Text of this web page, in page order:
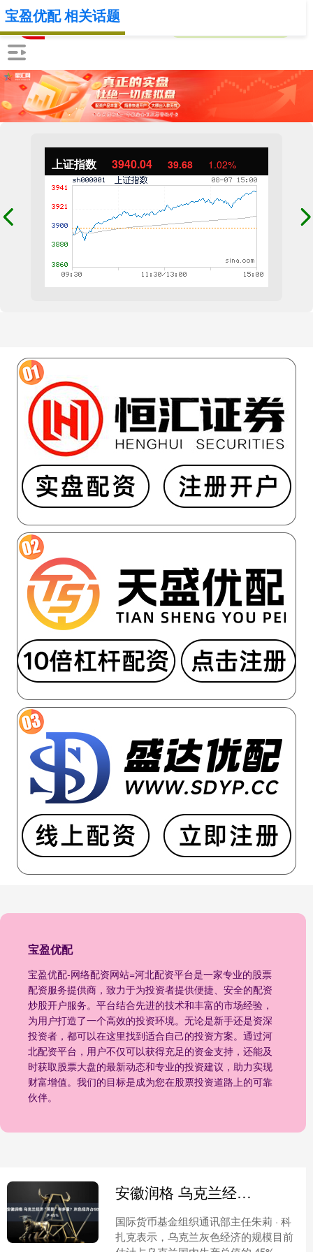
上证指数 3940.04 39.68 1.02%
宝盈优配
宝盈优配-网络配资网站=河北配资平台是一家专业的股票
配资服务提供商，致力于为投资者提供便捷、安全的配资
炒股开户服务。平台结合先进的技术和丰富的市场经验，
为用户打造了一个高效的投资环境。无论是新手还是资深
投资者，都可以在这里找到适合自己的投资方案。通过河
北配资平台，用户不仅可以获得充足的资金支持，还能及
时获取股票大盘的最新动态和专业的投资建议，助力实现
财富增值。我们的目标是成为您在股票投资道路上的可靠
伙伴。
宝盈优配 相关话题
安徽润格 乌克兰经济“阴影”有多重？灰色经济占GDP 45%
国际货币基金组织通讯部主任朱莉 · 科
扎克表示，乌克兰灰色经济的规模目前